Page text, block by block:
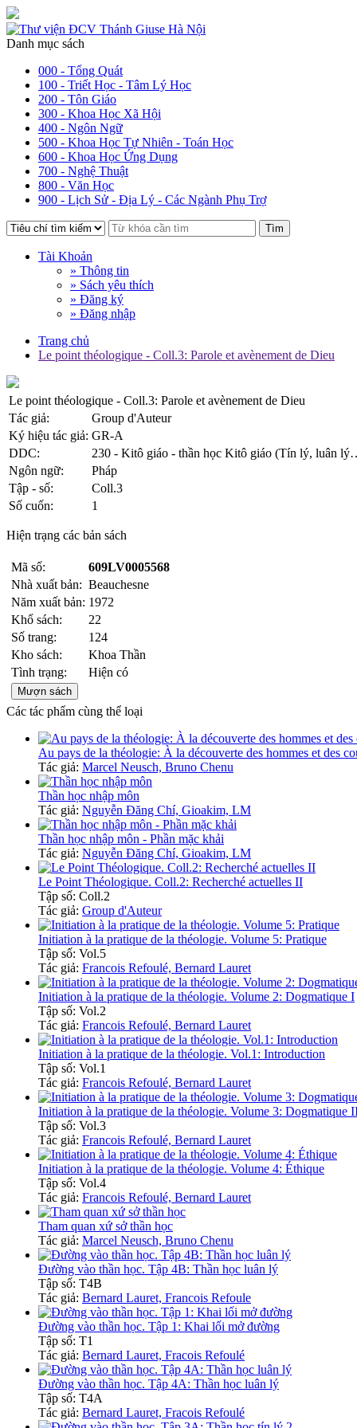
Danh mục sách
000 - Tổng Quát
100 - Triết Học - Tâm Lý Học
200 - Tôn Giáo
300 - Khoa Học Xã Hội
400 - Ngôn Ngữ
500 - Khoa Học Tự Nhiên - Toán Học
600 - Khoa Học Ứng Dụng
700 - Nghệ Thuật
800 - Văn Học
900 - Lịch Sử - Địa Lý - Các Ngành Phụ Trợ
Tìm
Tài Khoản
» Thông tin
» Sách yêu thích
» Đăng ký
» Đăng nhập
Trang chủ
Le point théologique - Coll.3: Parole et avènement de Dieu
Le point théologique - Coll.3: Parole et avènement de Dieu
Tác giả:
Group d'Auteur
Ký hiệu tác giả: GR-A
DDC:
230 - Kitô giáo - thần học Kitô giáo (Tín lý, luân
Ngôn ngữ:
Pháp
Tập - số:
Coll.3
Số cuốn:
1
Hiện trạng các bản sách
Mã số:
609LV0005568
Nhà xuất bản: Beauchesne
Năm xuất bản: 1972
Khổ sách:
22
Số trang:
124
Kho sách:
Khoa Thần
Tình trạng:
Hiện có
Mượn sách
Các tác phẩm cùng thể loại
Au pays de la théologie: À la découverte des hommes et des
Tác giả: Marcel Neusch, Bruno Chenu
Thần học nhập môn
Tác giả: Nguyễn Đăng Chí, Gioakim, LM
Thần học nhập môn - Phần mặc khải
Tác giả: Nguyễn Đăng Chí, Gioakim, LM
Le Point Théologique. Coll.2: Recherché actuelles II
Tập số: Coll.2
Tác giả: Group d'Auteur
Initiation à la pratique de la théologie. Volume 5: Pratique
Tập số: Vol.5
Tác giả: Francois Refoulé, Bernard Lauret
Initiation à la pratique de la théologie. Volume 2: Dogmatique I
Tập số: Vol.2
Tác giả: Francois Refoulé, Bernard Lauret
Initiation à la pratique de la théologie. Vol.1: Introduction
Tập số: Vol.1
Tác giả: Francois Refoulé, Bernard Lauret
Initiation à la pratique de la théologie. Volume 3: Dogmatique
Tập số: Vol.3
Tác giả: Francois Refoulé, Bernard Lauret
Initiation à la pratique de la théologie. Volume 4: Éthique
Tập số: Vol.4
Tác giả: Francois Refoulé, Bernard Lauret
Tham quan xứ sở thần học
Tác giả: Marcel Neusch, Bruno Chenu
Đường vào thần học. Tập 4B: Thần học luân lý
Tập số: T4B
Tác giả: Bernard Lauret, Francois Refoule
Đường vào thần học. Tập 1: Khai lối mở đường
Tập số: T1
Tác giả: Bernard Lauret, Fracois Refoulé
Đường vào thần học. Tập 4A: Thần học luân lý
Tập số: T4A
Tác giả: Bernard Lauret, Fracois Refoulé